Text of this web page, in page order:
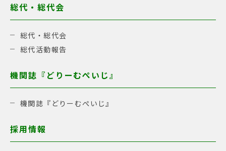
総代・総代会
総代・総代会
総代活動報告
機関誌『どりーむぺいじ』
機関誌『どりーむぺいじ』
採用情報